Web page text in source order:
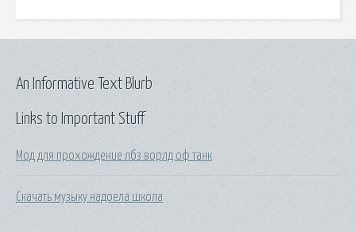
Links to Important Stuff
Мод для прохождение лбз ворлд оф танк
Скачать музыку надоела школа
An Informative Text Blurb